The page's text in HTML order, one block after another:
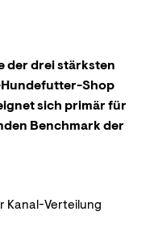
der drei stärksten
Shop
sich primär für
Benchmark der
Kanal-Verteilung